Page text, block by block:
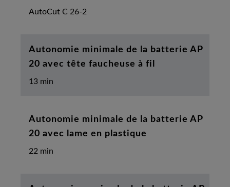
AutoCut C 26-2
Autonomie minimale de la batterie AP
20 avec tête faucheuse à fil
13 min
Autonomie minimale de la batterie AP
20 avec lame en plastique
22 min